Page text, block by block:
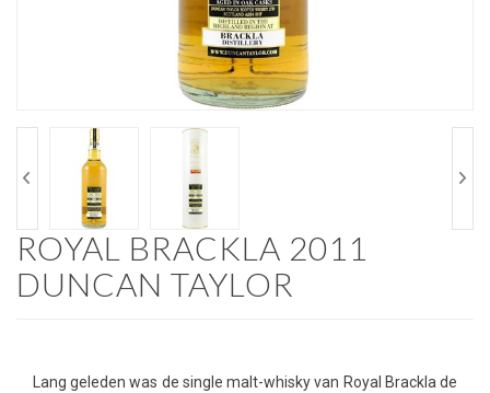
ROYAL BRACKLA 2011
DUNCAN TAYLOR
Lang geleden was de single malt-whisky van Royal Brackla de